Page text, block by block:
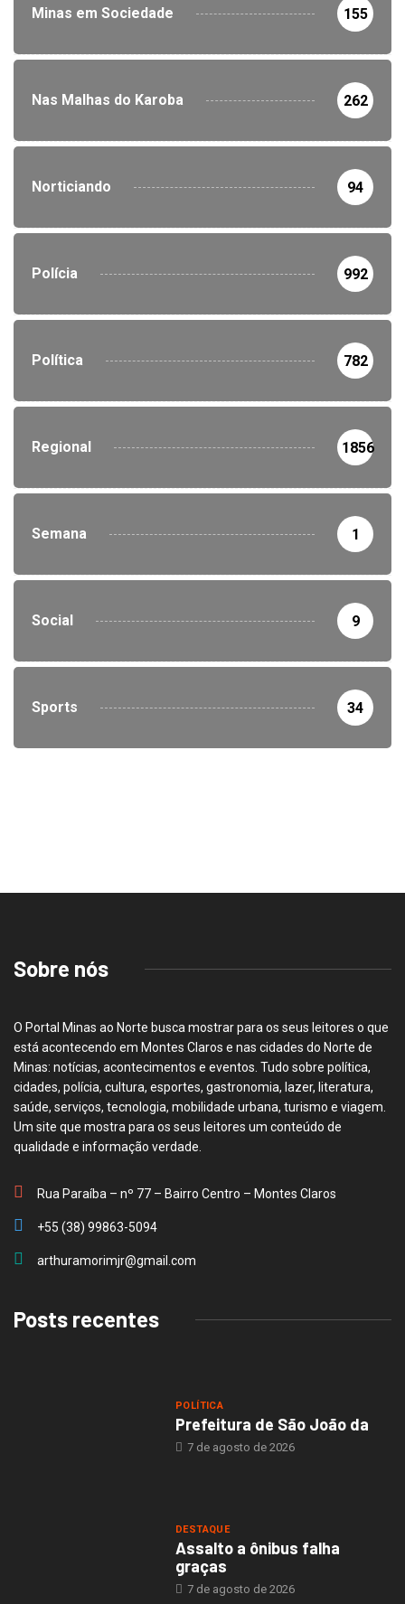
Minas em Sociedade 155
Nas Malhas do Karoba 262
Norticiando 94
Polícia 992
Política 782
Regional 1856
Semana 1
Social 9
Sports 34
Sobre nós
O Portal Minas ao Norte busca mostrar para os seus leitores o que
está acontecendo em Montes Claros e nas cidades do Norte de
Minas: notícias, acontecimentos e eventos. Tudo sobre política,
cidades, polícia, cultura, esportes, gastronomia, lazer, literatura,
saúde, serviços, tecnologia, mobilidade urbana, turismo e viagem.
Um site que mostra para os seus leitores um conteúdo de
qualidade e informação verdade.
Rua Paraíba – nº 77 – Bairro Centro – Montes Claros
+55 (38) 99863-5094
arthuramorimjr@gmail.com
Posts recentes
POLÍTICA
Prefeitura de São João da
7 de agosto de 2026
DESTAQUE
Assalto a ônibus falha
graças
7 de agosto de 2026